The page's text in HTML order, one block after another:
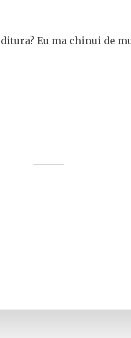
Eu ma chinui de